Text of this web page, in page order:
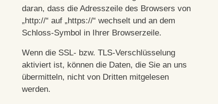
daran, dass die Adresszeile des Browsers von
„http://“ auf „https://“ wechselt und an dem
Schloss-Symbol in Ihrer Browserzeile.
Wenn die SSL- bzw. TLS-Verschlüsselung
aktiviert ist, können die Daten, die Sie an uns
übermitteln, nicht von Dritten mitgelesen
werden.